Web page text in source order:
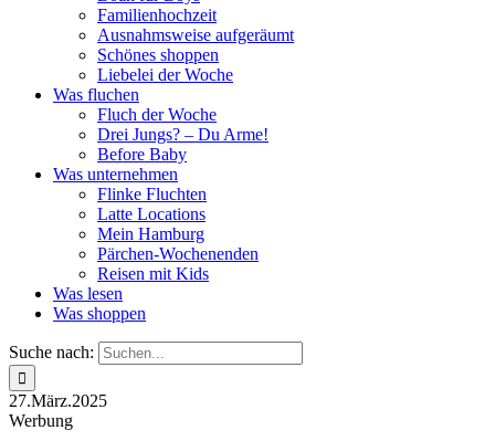
Familienhochzeit
Ausnahmsweise aufgeräumt
Schönes shoppen
Liebelei der Woche
Was fluchen
Fluch der Woche
Drei Jungs? – Du Arme!
Before Baby
Was unternehmen
Flinke Fluchten
Latte Locations
Mein Hamburg
Pärchen-Wochenenden
Reisen mit Kids
Was lesen
Was shoppen
Suche nach:
27.März.2025
Werbung